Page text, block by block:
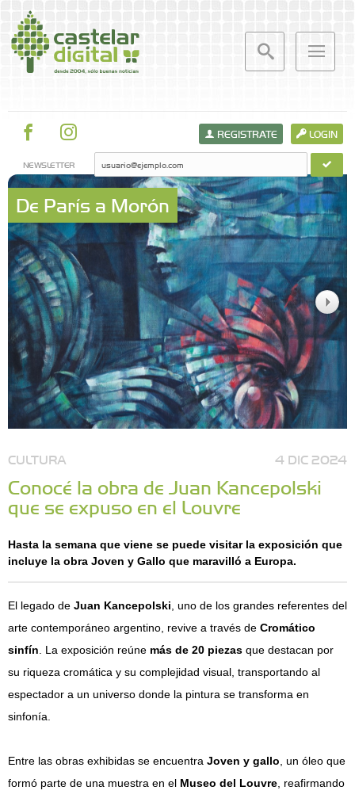
LOGIN
REGISTRATE
NEWSLETTER
De París a Morón
CULTURA 4 DIC 2024
Conocé la obra de Juan Kancepolski
que se expuso en el Louvre
Hasta la semana que viene se puede visitar la exposición que
incluye la obra Joven y Gallo que maravilló a Europa.
El legado de Juan Kancepolski , uno de los grandes referentes del
arte contemporáneo argentino, revive a través de Cromático
sinfín . La exposición reúne más de 20 piezas que destacan por
su riqueza cromática y su complejidad visual, transportando al
espectador a un universo donde la pintura se transforma en
sinfonía.
Entre las obras exhibidas se encuentra Joven y gallo , un óleo que
formó parte de una muestra en el Museo del Louvre , reafirmando